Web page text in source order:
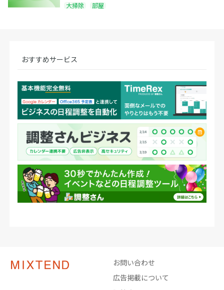
大掃除 部屋
おすすめサービス
お問い合わせ
広告掲載について